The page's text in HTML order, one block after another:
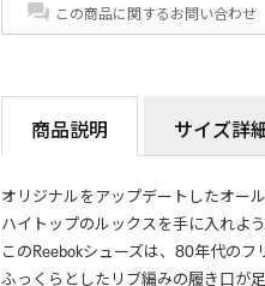
この商品に関するお問い合わせ
商品説明 サイズ詳
オリジナルをアップデートしたオー
ハイトップのルックスを手に入れよう
このReebokシューズは、80年代のフ
ふっくらとしたリブ編みの履き口が